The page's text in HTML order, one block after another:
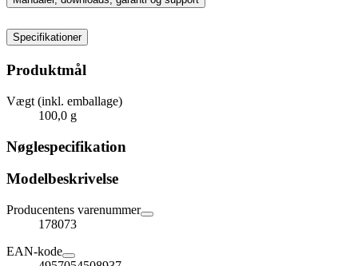
Specifikationer
Produktmål
Vægt (inkl. emballage)
100,0 g
Nøglespecifikation
Modelbeskrivelse
Producentens varenummer
178073
EAN-kode